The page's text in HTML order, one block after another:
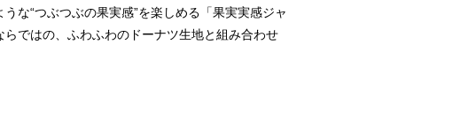
な“つぶつぶの果実感”を楽しめる「果実実感ジャ
ではの、ふわふわのドーナツ生地と組み合わせ